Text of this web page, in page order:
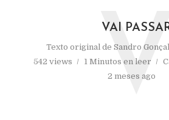
VAI
Texto original de Sandro
542 views
1 Minutos en leer
2 meses ago